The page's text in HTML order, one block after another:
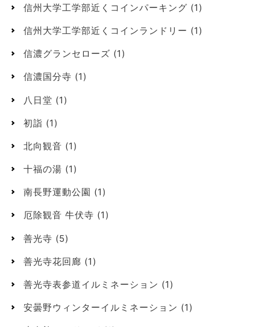
信州大学工学部近くコインパーキング (1)
信州大学工学部近くコインランドリー (1)
信濃グランセローズ (1)
信濃国分寺 (1)
八日堂 (1)
初詣 (1)
北向観音 (1)
十福の湯 (1)
南長野運動公園 (1)
厄除観音 牛伏寺 (1)
善光寺 (5)
善光寺花回廊 (1)
善光寺表参道イルミネーション (1)
安曇野ウィンターイルミネーション (1)